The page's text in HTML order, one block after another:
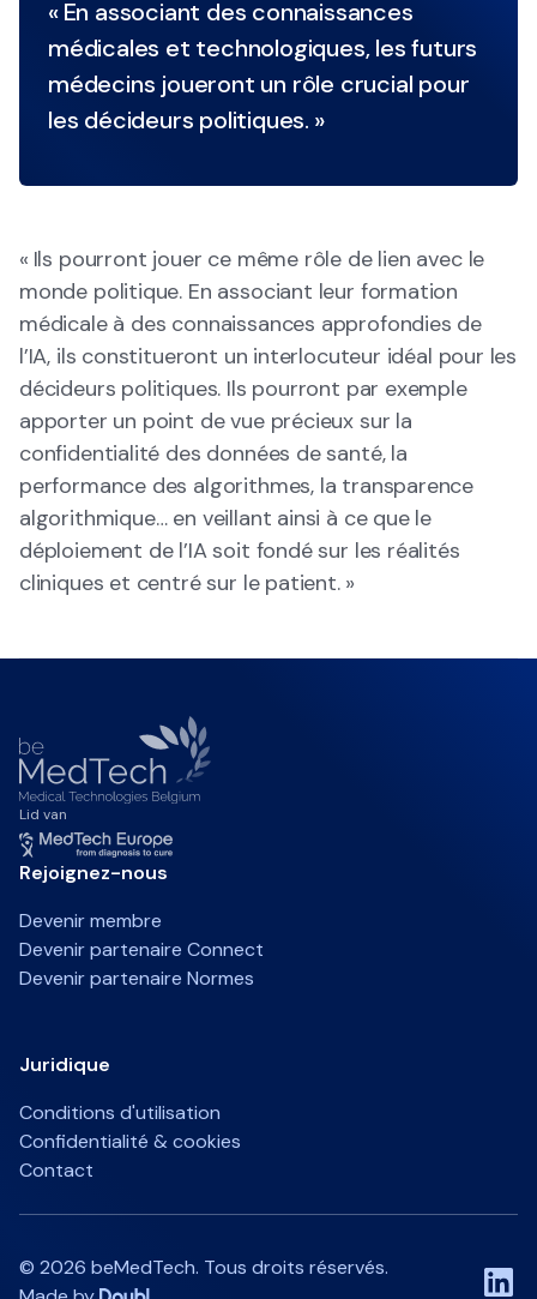
« En associant des connaissances
médicales et technologiques, les futurs
médecins joueront un rôle crucial pour
les décideurs politiques. »
« Ils pourront jouer ce même rôle de lien avec le
monde politique. En associant leur formation
médicale à des connaissances approfondies de
l’IA, ils constitueront un interlocuteur idéal pour les
décideurs politiques. Ils pourront par exemple
apporter un point de vue précieux sur la
confidentialité des données de santé, la
performance des algorithmes, la transparence
algorithmique… en veillant ainsi à ce que le
déploiement de l’IA soit fondé sur les réalités
cliniques et centré sur le patient. »
Lid van
Rejoignez-nous
Devenir membre
Devenir partenaire Connect
Devenir partenaire Normes
Juridique
Conditions d'utilisation
Confidentialité & cookies
Contact
© 2026 beMedTech. Tous droits réservés.